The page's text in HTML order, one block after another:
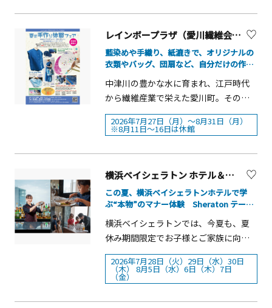
日（水）&nbsp;■事前予約抽選ありカ
ルピスLABO乳酸菌について楽しく学ぶ
■開催日：8月4日（火）・7日（金）
&nbsp;■事前予約抽選ありお花のコー
スターを作ろう！園内で採れた植物を
日（月）&nbsp;■事前予約抽選ありマ
クラメハンギングでお気に植物を飾ろ
う！ひもを使ったハンギングプランタ
予約抽選あり植物標本の第一歩園内の
植物を採集して植物標本を作る■開催
日：8月18日（火）&nbsp;■事前予約
抽選あり野菜のスタンプで絵ハガキを
作ろう！野菜の断面や表面の模様を使
って絵はがき作り■開催期間：①7月20
日（月）～7月23日（木）②8月17日
（月）～8月20日（木）（休園日除く）
の配布終了に伴い、期間内でも終了と
なる場合があります。※施設により休
館日・開館時間が異なります。■実施
施設・岡本太郎美術館・日本民家園・
崎市 藤子・Ｆ・不二雄ミュージアム・
登戸行政サービスコーナー ■スタンプ
台紙設置場所上記5施設のほか、以下に
も設置予定です。・生田緑地東口ビジ
■参加費： 無料 ■Wチャンス応募方法
詳細は公式ホームページをご確認くだ
さい。 ■実施主体生田緑地共同事業体
（指定管理者）
方※休館日（祝日を除く月曜日）の配
布はありません。※無くなり次第終了
します。※※鎌倉別館でもキットを配
布します。【立ち寄り型ワークショッ
プ】ワークショップでは、和紙のひも
「織る」ことで生まれる形を楽しみ、
自分だけの作品を作ってみよう。■開
催日：2026年8月8日（土）・12日
00（開催時間中自由に参加できます）
■開催場所：葉山館エントランス■定
員：なし■対象：18歳以下の方 ■参
加費：無料■申込み：不要
来場者自身が主人公となり、映像・音
響・演劇によって構成されたウルトラ
マンの世界を実際に歩きながら、自ら
の選択によって物語や結末を変えてい
く参加型ストーリー体験です。【イベ
ト：ウルトラマン ストーリーダイブ展
■開催期間： 2026年7月27日（月）～8
月16日（日）■入場時間： 11：00～
19：00（最終入場回18：20）※イベン
ト初日のみ13：00～■開催場所： ラン
ドマークプラザ 5階 ランドマークホー
ル■入場料 ：大人（中学生以上） 前売
2,300円／当日 2,500円■子供（4歳～
小学生） 前売 1,300円／当日 1,500円※
税込※購入時に入場時間帯の指定が必
要です。※大人1人につき1人まで3歳未
満無料。ただし、小学生以下のみのご
入場はご遠慮願います。（18歳以上の
レインボープラザ（愛川繊維会館）サマーフェア2026「夏の手作り体験フェア」
藍染めや手織り、紙漉きで、オリジナルの
衣類やバッグ、団扇など、自分だけの作品
中津川の豊かな水に育まれ、江戸時代
から繊維産業で栄えた愛川町。その歴
史とものづくり文化を今に伝える「レ
インボープラザ（愛川繊維会館）」で
（月）まで、「夏の手作り体験フェ
ア」を開催します。藍染めではブラウ
どの制作、裂織りでは好みの糸や布を
ナル団扇づくりを体験できます。期間
中は毎日、お楽しみくじも実施しま
す。夏休みの思い出づくりや自由研究
にもおすすめです。体験は予約制のた
め、事前にお申し込みください。概要
■開催期間：2026年7月27日（月）～8
2026年7月27日（月）～8月31日（月）
※8月11日～16日は休館
横浜ベイシェラトン ホテル＆タワーズ「Sheraton テーブルマナー for KIDS ～夏休みの昼餐会～」
この夏、横浜ベイシェラトンホテルで学
ぶ“本物”のマナー体験 Sheraton テーブ
ーテンダーによるミニカクテル教室付きの
夏限定プログラム
横浜ベイシェラトンでは、今夏も、夏
休み期間限定でお子様とご家族に向け
た特別イベント『Sheraton テーブルマ
ナー for KIDS ～夏休みの昼餐会～』を
開催します。&nbsp; おもてなしのプロ
2026年7月28日（火）29日（水）30日
（木） 8月5日（水）6日（木）7日
（金）